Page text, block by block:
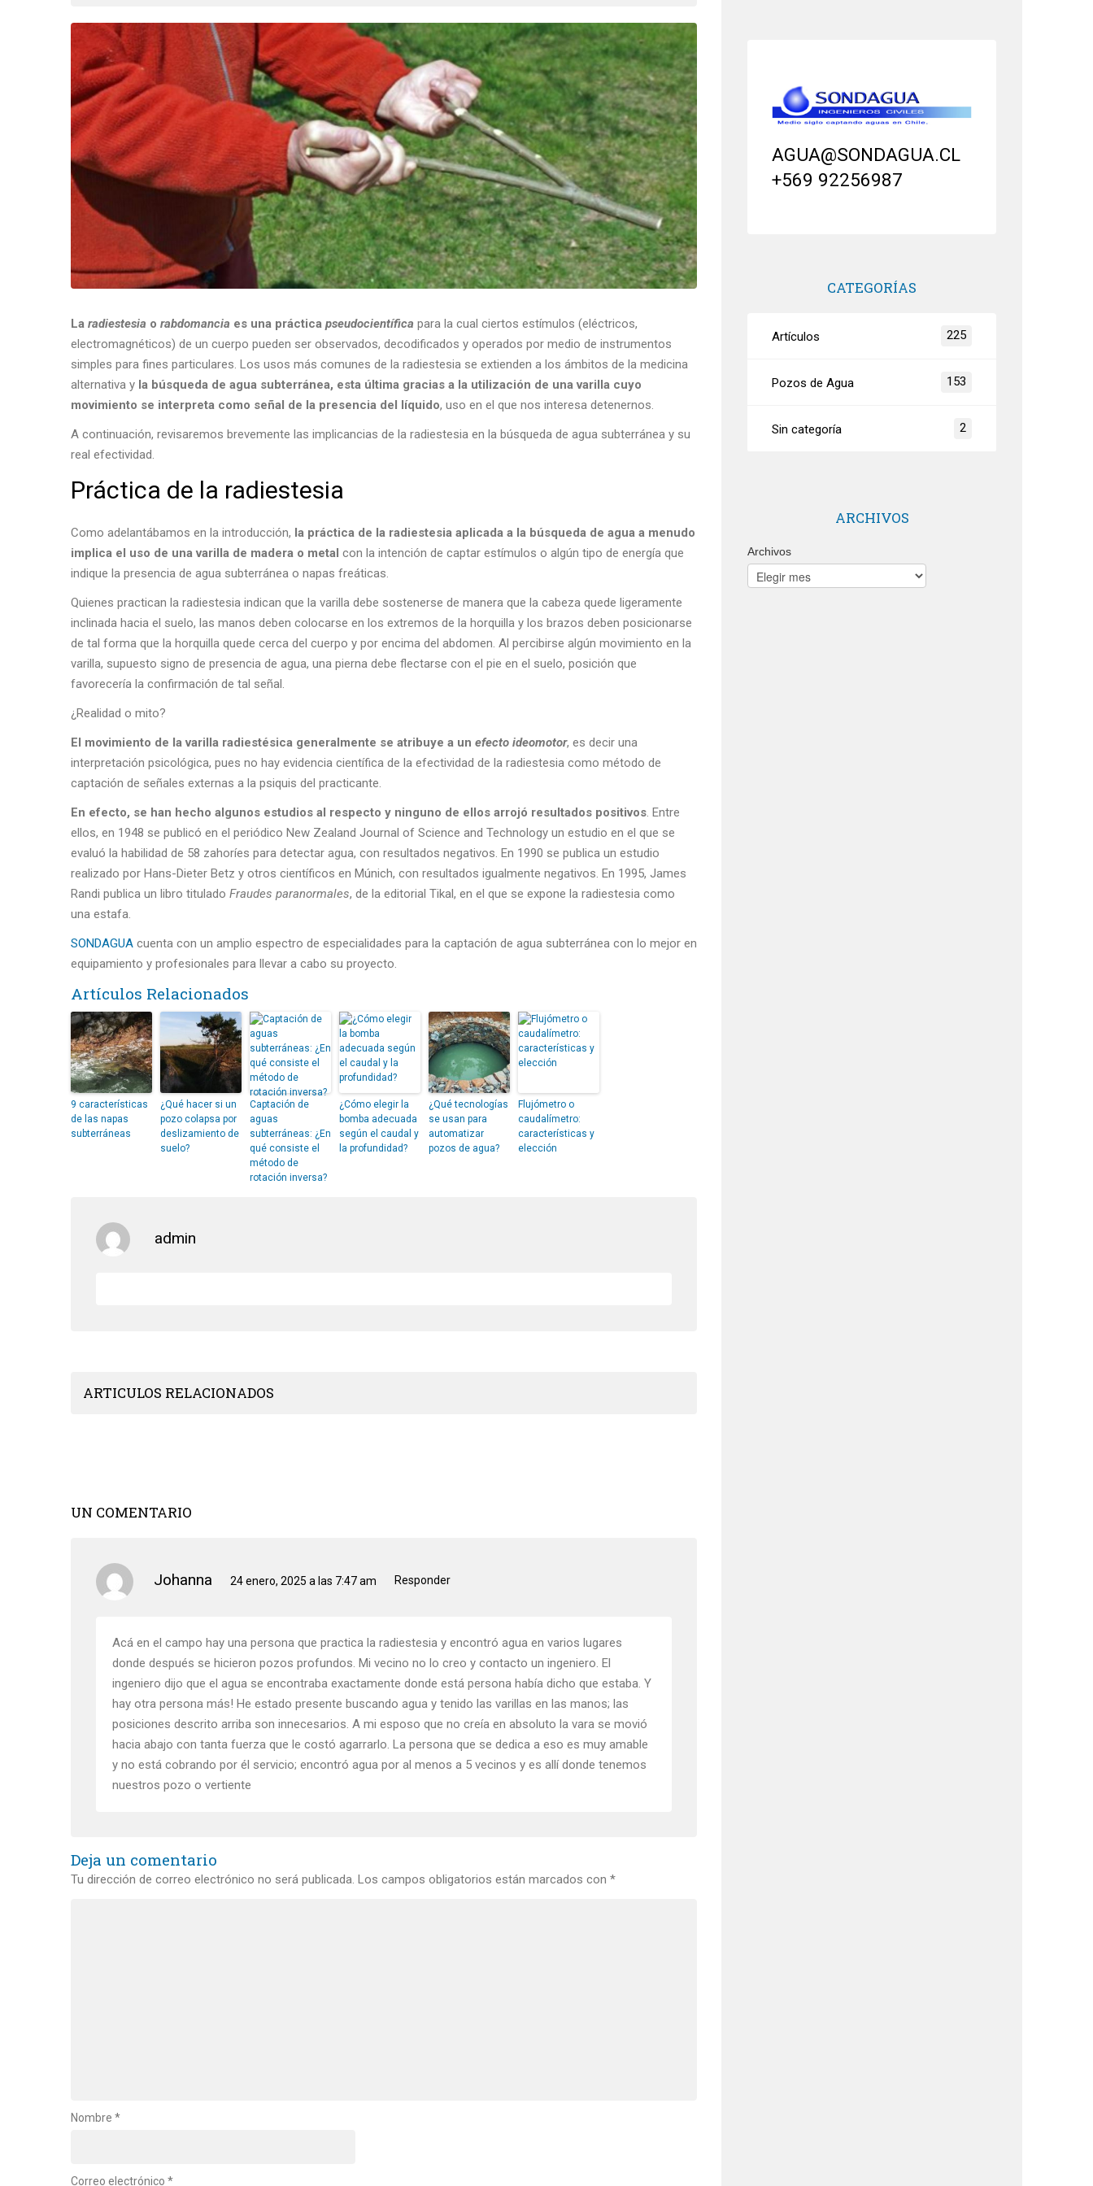
La radiestesia o rabdomancia es una práctica pseudocientífica para la cual ciertos estímulos (eléctricos,
electromagnéticos) de un cuerpo pueden ser observados, decodificados y operados por medio de instrumentos
simples para fines particulares. Los usos más comunes de la radiestesia se extienden a los ámbitos de la medicina
alternativa y la búsqueda de agua subterránea, esta última gracias a la utilización de una varilla cuyo
movimiento se interpreta como señal de la presencia del líquido, uso en el que nos interesa detenernos.
A continuación, revisaremos brevemente las implicancias de la radiestesia en la búsqueda de agua subterránea y su
real efectividad.
Práctica de la radiestesia
Como adelantábamos en la introducción, la práctica de la radiestesia aplicada a la búsqueda de agua a menudo
implica el uso de una varilla de madera o metal con la intención de captar estímulos o algún tipo de energía que
indique la presencia de agua subterránea o napas freáticas.
Quienes practican la radiestesia indican que la varilla debe sostenerse de manera que la cabeza quede ligeramente
inclinada hacia el suelo, las manos deben colocarse en los extremos de la horquilla y los brazos deben posicionarse
de tal forma que la horquilla quede cerca del cuerpo y por encima del abdomen. Al percibirse algún movimiento en la
varilla, supuesto signo de presencia de agua, una pierna debe flectarse con el pie en el suelo, posición que
favorecería la confirmación de tal señal.
¿Realidad o mito?
El movimiento de la varilla radiestésica generalmente se atribuye a un efecto ideomotor, es decir una
interpretación psicológica, pues no hay evidencia científica de la efectividad de la radiestesia como método de
captación de señales externas a la psiquis del practicante.
En efecto, se han hecho algunos estudios al respecto y ninguno de ellos arrojó resultados positivos. Entre
ellos, en 1948 se publicó en el periódico New Zealand Journal of Science and Technology un estudio en el que se
evaluó la habilidad de 58 zahoríes para detectar agua, con resultados negativos. En 1990 se publica un estudio
realizado por Hans-Dieter Betz y otros científicos en Múnich, con resultados igualmente negativos. En 1995, James
Randi publica un libro titulado Fraudes paranormales, de la editorial Tikal, en el que se expone la radiestesia como
una estafa.
SONDAGUA cuenta con un amplio espectro de especialidades para la captación de agua subterránea con lo mejor en
equipamiento y profesionales para llevar a cabo su proyecto.
Artículos Relacionados
9 características
de las napas
subterráneas
¿Qué hacer si un
pozo colapsa por
deslizamiento de
suelo?
Captación de
aguas
subterráneas: ¿En
qué consiste el
método de
rotación inversa?
¿Cómo elegir la
bomba adecuada
según el caudal y
la profundidad?
¿Qué tecnologías
se usan para
automatizar
pozos de agua?
Flujómetro o
caudalímetro:
características y
elección
admin
ARTICULOS RELACIONADOS
UN COMENTARIO
Johanna 24 enero, 2025 a las 7:47 am
Acá en el campo hay una persona que practica la radiestesia y encontró agua en varios lugares
donde después se hicieron pozos profundos. Mi vecino no lo creo y contacto un ingeniero. El
ingeniero dijo que el agua se encontraba exactamente donde está persona había dicho que estaba. Y
hay otra persona más! He estado presente buscando agua y tenido las varillas en las manos; las
posiciones descrito arriba son innecesarios. A mi esposo que no creía en absoluto la vara se movió
hacia abajo con tanta fuerza que le costó agarrarlo. La persona que se dedica a eso es muy amable
y no está cobrando por él servicio; encontró agua por al menos a 5 vecinos y es allí donde tenemos
nuestros pozo o vertiente
Responder
Deja un comentario
Tu dirección de correo electrónico no será publicada. Los campos obligatorios están marcados con *
Nombre *
Correo electrónico *
AGUA@SONDAGUA.CL
+569 92256987
CATEGORÍAS
Artículos 225
Pozos de Agua 153
Sin categoría 2
ARCHIVOS
Archivos